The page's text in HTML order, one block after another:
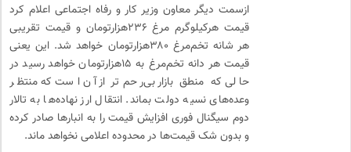
ازسمت دیگر معاون وزیر کار و رفاه اجتماعی اعلام کرد
قیمت هرکیلوگرم مرغ ۲۳۶‌هزارتومان و قیمت تقریبی
هر شانه تخم‌مرغ ۳۸۰‌هزارتومان خواهد شد. این یعنی
قیمت هر دانه تخم‌مرغ به ۱۵‌هزارتومان خواهد رسید در
حالی که منطق بازار بی‌رحم‌تر از آن است که منتظر
وعده‌های نسیه دولت بماند. انتقال ارز نهاده‌ها به تالار
دوم سیگنال فوری افزایش قیمت را به انبارها صادر کرده
و بدون شک قیمت‌ها در محدوده اعلامی نخواهد ماند.